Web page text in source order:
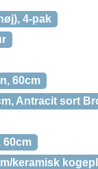
4-pak
60cm
Antracit sort
60cm
keramisk